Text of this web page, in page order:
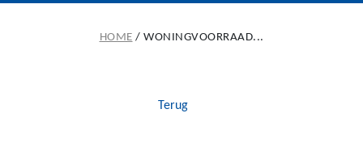
HOME / WONINGVOORRAAD...
Terug